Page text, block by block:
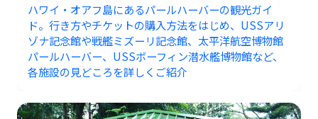
ハワイ・オアフ島にあるパールハーバーの観光ガイ
ド。行き方やチケットの購入方法をはじめ、USSアリ
ゾナ記念館や戦艦ミズーリ記念館、太平洋航空博物館
パールハーバー、USSボーフィン潜水艦博物館など、
各施設の見どころを詳しくご紹介